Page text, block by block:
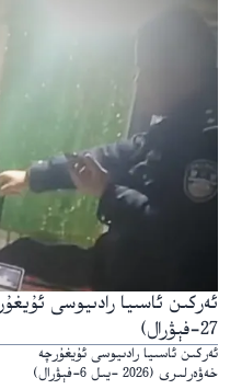
27-فېۋرال)
ئەركىن ئاسىيا رادىيوسى ئۇيغۇرچە
خەۋەرلىرى (2026 -يىل 6-فېۋرال)